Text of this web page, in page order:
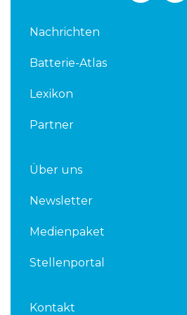
Nachrichten
Batterie-Atlas
Lexikon
Partner
Über uns
Newsletter
Medienpaket
Stellenportal
Kontakt